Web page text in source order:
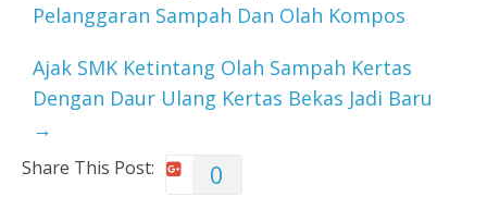
Pelanggaran Sampah Dan Olah Kompos
Ajak SMK Ketintang Olah Sampah Kertas
Dengan Daur Ulang Kertas Bekas Jadi Baru
→
Share This Post: 0